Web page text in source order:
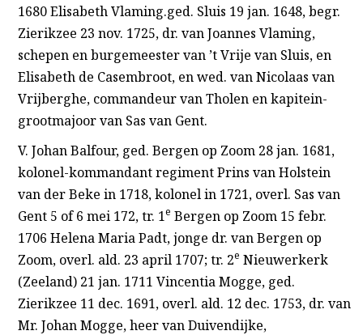
1680 Elisabeth Vlaming.ged. Sluis 19 jan. 1648, begr.
Zierikzee 23 nov. 1725, dr. van Joannes Vlaming,
schepen en burgemeester van ’t Vrije van Sluis, en
Elisabeth de Casembroot, en wed. van Nicolaas van
Vrijberghe, commandeur van Tholen en kapitein-
grootmajoor van Sas van Gent.
V. Johan Balfour, ged. Bergen op Zoom 28 jan. 1681,
kolonel-kommandant regiment Prins van Holstein
van der Beke in 1718, kolonel in 1721, overl. Sas van
Gent 5 of 6 mei 172, tr. 1e Bergen op Zoom 15 febr.
1706 Helena Maria Padt, jonge dr. van Bergen op
Zoom, overl. ald. 23 april 1707; tr. 2e Nieuwerkerk
(Zeeland) 21 jan. 1711 Vincentia Mogge, ged.
Zierikzee 11 dec. 1691, overl. ald. 12 dec. 1753, dr. van
Mr. Johan Mogge, heer van Duivendijke,